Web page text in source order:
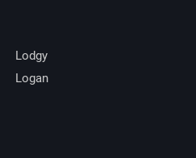
Lodgy
Logan